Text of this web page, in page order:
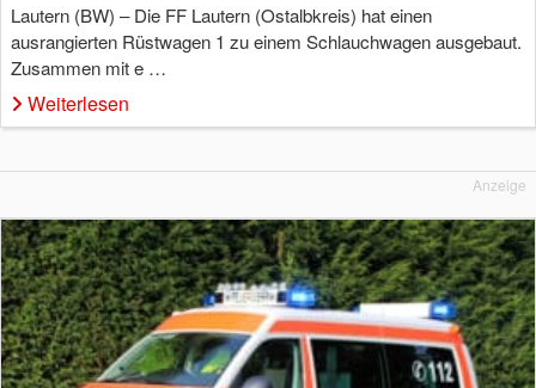
Lautern (BW) – Die FF Lautern (Ostalbkreis) hat einen
ausrangierten Rüstwagen 1 zu einem Schlauchwagen ausgebaut.
Zusammen mit e …
Weiterlesen
Anzeige